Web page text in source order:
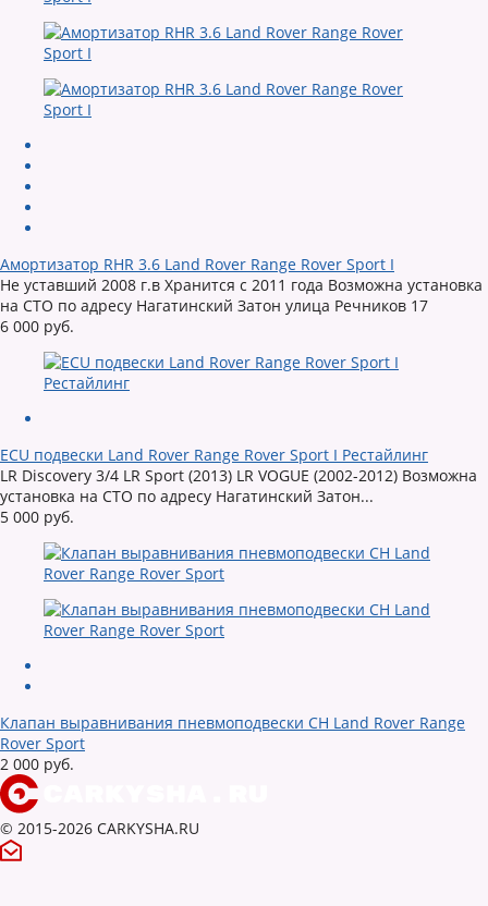
Амортизатор RHR 3.6 Land Rover Range Rover Sport I
Не уставший 2008 г.в Хранится с 2011 года Возможна установка
на СТО по адресу Нагатинский Затон улица Речников 17
6 000 руб.
ECU подвески Land Rover Range Rover Sport I Рестайлинг
LR Discovery 3/4 LR Sport (2013) LR VOGUE (2002-2012) Возможна
установка на СТО по адресу Нагатинский Затон...
5 000 руб.
Клапан выравнивания пневмоподвески CH Land Rover Range
Rover Sport
2 000 руб.
© 2015-2026 CARKYSHA.RU